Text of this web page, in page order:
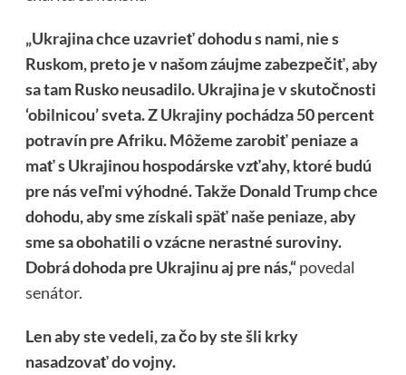
„Ukrajina chce uzavrieť dohodu s nami, nie s
Ruskom, preto je v našom záujme zabezpečiť, aby
sa tam Rusko neusadilo. Ukrajina je v skutočnosti
‘obilnicou’ sveta. Z Ukrajiny pochádza 50 percent
potravín pre Afriku. Môžeme zarobiť peniaze a
mať s Ukrajinou hospodárske vzťahy, ktoré budú
pre nás veľmi výhodné. Takže Donald Trump chce
dohodu, aby sme získali späť naše peniaze, aby
sme sa obohatili o vzácne nerastné suroviny.
Dobrá dohoda pre Ukrajinu aj pre nás,“povedal
senátor.
Len aby ste vedeli, za čo by ste šli krky
nasadzovať do vojny.